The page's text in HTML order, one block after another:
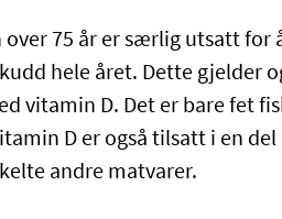
over 75 år er særlig utsatt
hele året. Dette gjelder
vitamin D. Det er bare fet
D er også tilsatt i en
andre matvarer.